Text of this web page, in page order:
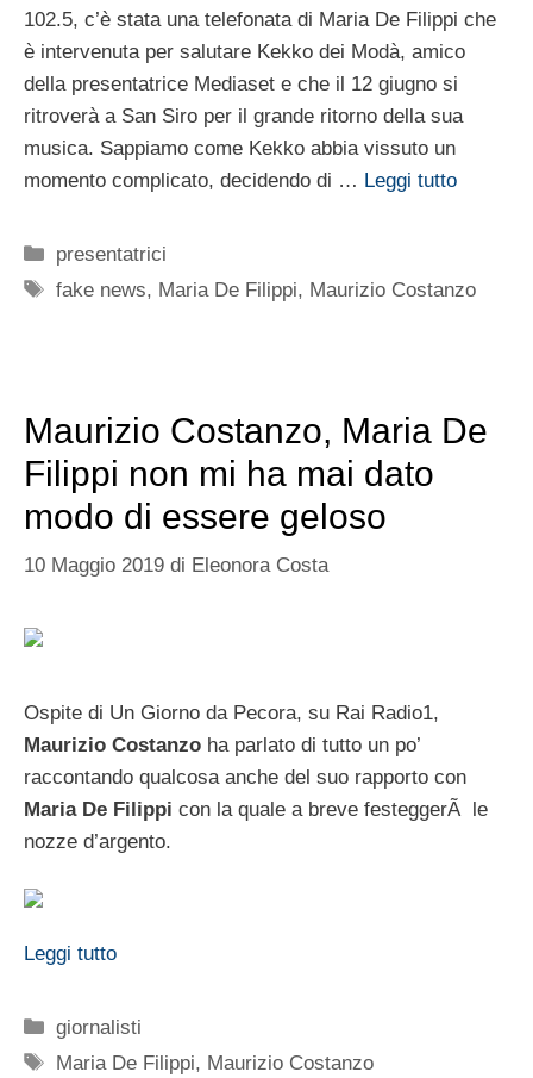
102.5, c’è stata una telefonata di Maria De Filippi che
è intervenuta per salutare Kekko dei Modà, amico
della presentatrice Mediaset e che il 12 giugno si
ritroverà a San Siro per il grande ritorno della sua
musica. Sappiamo come Kekko abbia vissuto un
momento complicato, decidendo di … Leggi tutto
Categorie
presentatrici
Tag
fake news, Maria De Filippi, Maurizio Costanzo
Maurizio Costanzo, Maria De
Filippi non mi ha mai dato
modo di essere geloso
10 Maggio 2019 di Eleonora Costa
Ospite di Un Giorno da Pecora, su Rai Radio1,
Maurizio Costanzo ha parlato di tutto un po’
raccontando qualcosa anche del suo rapporto con
Maria De Filippi con la quale a breve festeggerÃ le
nozze d’argento.
Leggi tutto
Categorie
giornalisti
Tag
Maria De Filippi, Maurizio Costanzo